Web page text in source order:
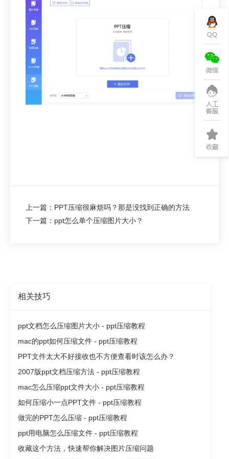
上一篇：PPT压缩很麻烦吗？那是没找到正确的方法
下一篇：ppt怎么单个压缩图片大小？
相关技巧
ppt文档怎么压缩图片大小 - ppt压缩教程
mac的ppt如何压缩文件 - ppt压缩教程
PPT文件太大不好接收也不方便查看时该怎么办？
2007版ppt文档压缩方法 - ppt压缩教程
mac怎么压缩ppt文件大小 - ppt压缩教程
如何压缩小一点PPT文件 - ppt压缩教程
做完的PPT怎么压缩 - ppt压缩教程
ppt用电脑怎么压缩文件 - ppt压缩教程
收藏这个方法，快速帮你解决图片压缩问题